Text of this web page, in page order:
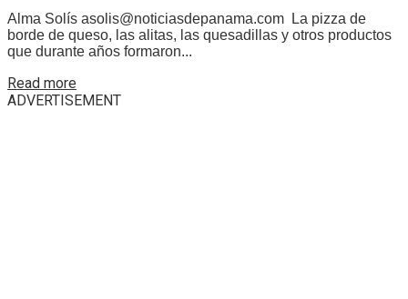
Alma Solís asolis@noticiasdepanama.com La pizza de
borde de queso, las alitas, las quesadillas y otros productos
que durante años formaron...
Read more
ADVERTISEMENT